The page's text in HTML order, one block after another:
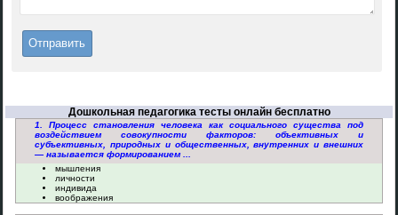
Дошкольная педагогика тесты онлайн бесплатно
1. Процесс становления человека как социального существа под
воздействием совокупности факторов: объективных и
субъективных, природных и общественных, внутренних и внешних
— называется формированием ...
мышления
личности
индивида
воображения